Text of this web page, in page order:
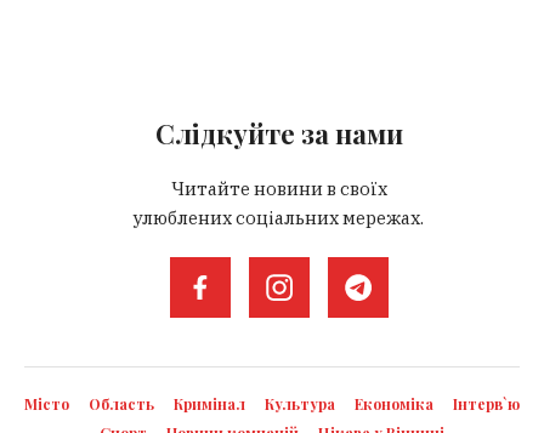
Слідкуйте за нами
Читайте новини в своїх
улюблених соціальних мережах.
Місто Область Кримінал Культура Економіка
Інтерв`ю